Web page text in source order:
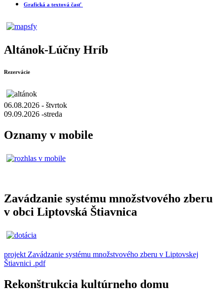
Grafická a textová časť
Altánok-Lúčny Hríb
Rezervácie
06.08.2026 - štvrtok
09.09.2026 -streda
Oznamy v mobile
Zavádzanie systému množstvového zberu
v obci Liptovská Štiavnica
projekt Zavádzanie systému množstvového zberu v Liptovskej
Štiavnici .pdf
Rekonštrukcia kultúrneho domu